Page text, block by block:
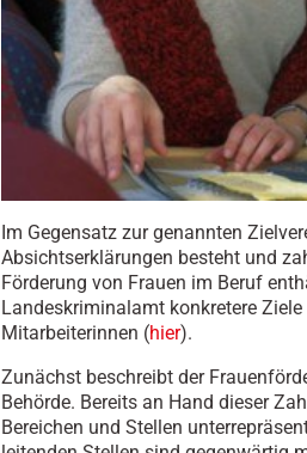
Im Gegensatz zur genannten
Absichtserklärungen besteht und
Förderung von Frauen im Beruf
Landeskriminalamt konkretere
Mitarbeiterinnen (hier).
Zunächst beschreibt der
Behörde. Bereits an Hand dieser
Bereichen und Stellen